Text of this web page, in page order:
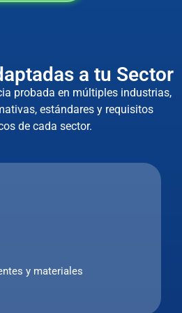
a tu Sector
probada en múltiples industrias,
estándares y requisitos
de cada sector.
y materiales